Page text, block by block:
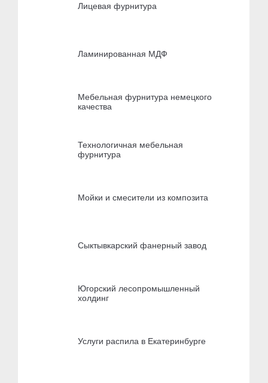
Лицевая фурнитура
Ламинированная МДФ
Мебельная фурнитура немецкого
качества
Технологичная мебельная
фурнитура
Мойки и смесители из композита
Сыктывкарский фанерный завод
Югорский лесопромышленный
холдинг
Услуги распила в Екатеринбурге